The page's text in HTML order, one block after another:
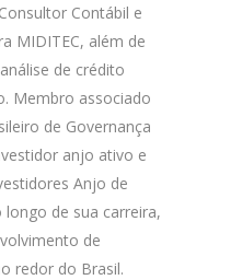
Contábil e
MIDITEC, além de
de crédito
Membro associado
de Governança
anjo ativo e
Anjo de
longo de sua carreira,
de
redor do Brasil.